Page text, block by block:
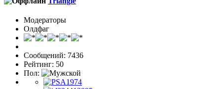
Модераторы
Олдфаг
Сообщений: 7436
Рейтинг: 50
Пол: